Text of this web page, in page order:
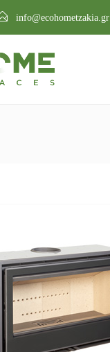
info@ecohometzakia.gr